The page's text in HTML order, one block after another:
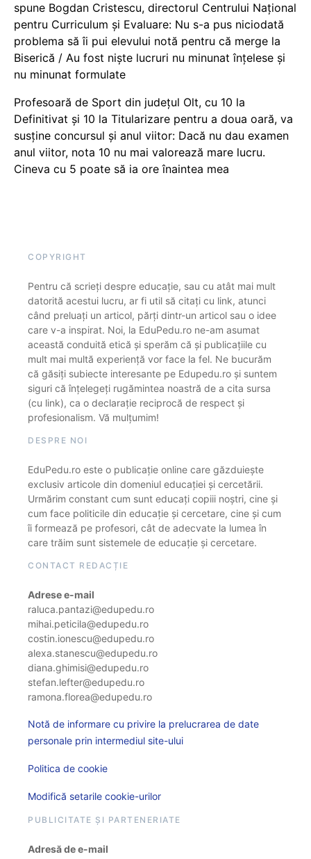
spune Bogdan Cristescu, directorul Centrului Național
pentru Curriculum și Evaluare: Nu s-a pus niciodată
problema să îi pui elevului notă pentru că merge la
Biserică / Au fost niște lucruri nu minunat înțelese și
nu minunat formulate
Profesoară de Sport din județul Olt, cu 10 la
Definitivat și 10 la Titularizare pentru a doua oară, va
susține concursul și anul viitor: Dacă nu dau examen
anul viitor, nota 10 nu mai valorează mare lucru.
Cineva cu 5 poate să ia ore înaintea mea
COPYRIGHT
Pentru că scrieți despre educație, sau cu atât mai mult
datorită acestui lucru, ar fi util să citați cu link, atunci
când preluați un articol, părți dintr-un articol sau o idee
care v-a inspirat. Noi, la EduPedu.ro ne-am asumat
această conduită etică și sperăm că și publicațiile cu
mult mai multă experiență vor face la fel. Ne bucurăm
că găsiți subiecte interesante pe Edupedu.ro și suntem
siguri că înțelegeți rugămintea noastră de a cita sursa
(cu link), ca o declarație reciprocă de respect și
profesionalism. Vă mulțumim!
DESPRE NOI
EduPedu.ro este o publicație online care găzduiește
exclusiv articole din domeniul educației și cercetării.
Urmărim constant cum sunt educați copiii noștri, cine și
cum face politicile din educație și cercetare, cine și cum
îi formează pe profesori, cât de adecvate la lumea în
care trăim sunt sistemele de educație și cercetare.
CONTACT REDACȚIE
Adrese e-mail
raluca.pantazi@edupedu.ro
mihai.peticila@edupedu.ro
costin.ionescu@edupedu.ro
alexa.stanescu@edupedu.ro
diana.ghimisi@edupedu.ro
stefan.lefter@edupedu.ro
ramona.florea@edupedu.ro
Notă de informare cu privire la prelucrarea de date
personale prin intermediul site-ului
Politica de cookie
Modifică setarile cookie-urilor
PUBLICITATE ȘI PARTENERIATE
Adresă de e-mail